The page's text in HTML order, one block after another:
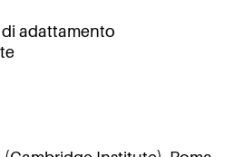
di adattamento